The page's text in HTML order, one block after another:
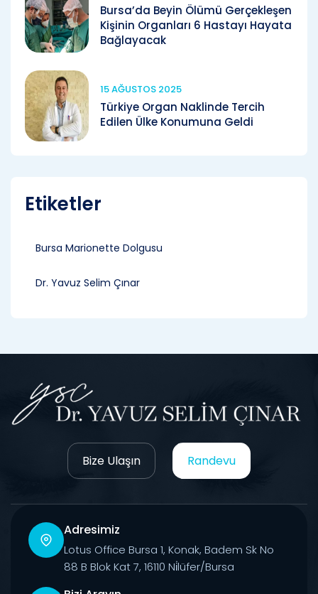
Bursa’da Beyin Ölümü Gerçekleşen
Kişinin Organları 6 Hastayı Hayata
Bağlayacak
15 AĞUSTOS 2025
Türkiye Organ Naklinde Tercih
Edilen Ülke Konumuna Geldi
Etiketler
Bursa Marionette Dolgusu
Dr. Yavuz Selim Çınar
Bize Ulaşın Randevu
Adresimiz
Lotus Office Bursa 1, Konak, Badem Sk No
88 B Blok Kat 7, 16110 Ni̇lüfer/Bursa